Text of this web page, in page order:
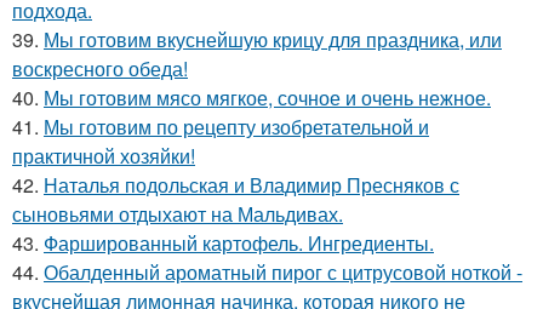
подхода.
39. Мы готовим вкуснейшую крицу для праздника, или
воскресного обеда!
40. Мы готовим мясо мягкое, сочное и очень нежное.
41. Мы готовим по рецепту изобретательной и
практичной хозяйки!
42. Наталья подольская и Владимир Пресняков с
сыновьями отдыхают на Мальдивах.
43. Фаршированный картофель. Ингредиенты.
44. Обалденный ароматный пирог с цитрусовой ноткой -
вкуснейщая лимонная начинка, которая никого не